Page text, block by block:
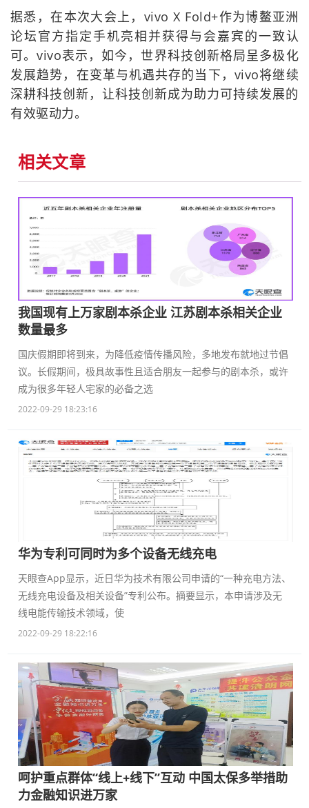
据悉，在本次大会上，vivo X Fold+作为博鳌亚洲
论坛官方指定手机亮相并获得与会嘉宾的一致认
可。vivo表示，如今，世界科技创新格局呈多极化
发展趋势，在变革与机遇共存的当下，vivo将继续
深耕科技创新，让科技创新成为助力可持续发展的
有效驱动力。
相关文章
我国现有上万家剧本杀企业 江苏剧本杀相关企业
数量最多
国庆假期即将到来，为降低疫情传播风险，多地发布就地过节倡
议。长假期间，极具故事性且适合朋友一起参与的剧本杀，或许
成为很多年轻人宅家的必备之选
2022-09-29 18:23:16
华为专利可同时为多个设备无线充电
天眼查App显示，近日华为技术有限公司申请的“一种充电方法、
无线充电设备及相关设备”专利公布。摘要显示，本申请涉及无
线电能传输技术领域，使
2022-09-29 18:22:16
呵护重点群体“线上+线下”互动 中国太保多举措助
力金融知识进万家